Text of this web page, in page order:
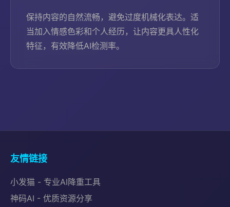
保持内容的自然流畅，避免过度机械化表达。适
当加入情感色彩和个人经历，让内容更具人性化
特征，有效降低AI检测率。
友情链接
小发猫 - 专业AI降重工具
神码AI - 优质资源分享